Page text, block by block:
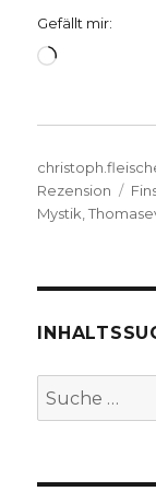
Gefällt mir:
Wird
Autor
Rezension
Mystik ,
Suche
nach: